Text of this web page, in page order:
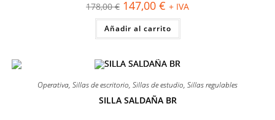
178,00€ El
precio
original
era:
178,00 €.
147,00 € El
precio
actual
es:
147,00 €.
+ IVA
Añadir al carrito
Operativa, Sillas de escritorio, Sillas de estudio, Sillas regulables
SILLA SALDAÑA BR